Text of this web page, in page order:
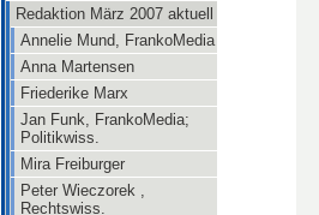
Redaktion März 2007 aktuell
Annelie Mund, FrankoMedia
Anna Martensen
Friederike Marx
Jan Funk, FrankoMedia;
Politikwiss.
Mira Freiburger
Peter Wieczorek ,
Rechtswiss.